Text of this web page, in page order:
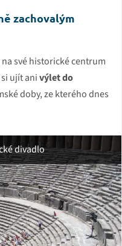
zachovalým
své historické centrum
ujít anivýlet do
doby, ze kterého dnes
divadlo